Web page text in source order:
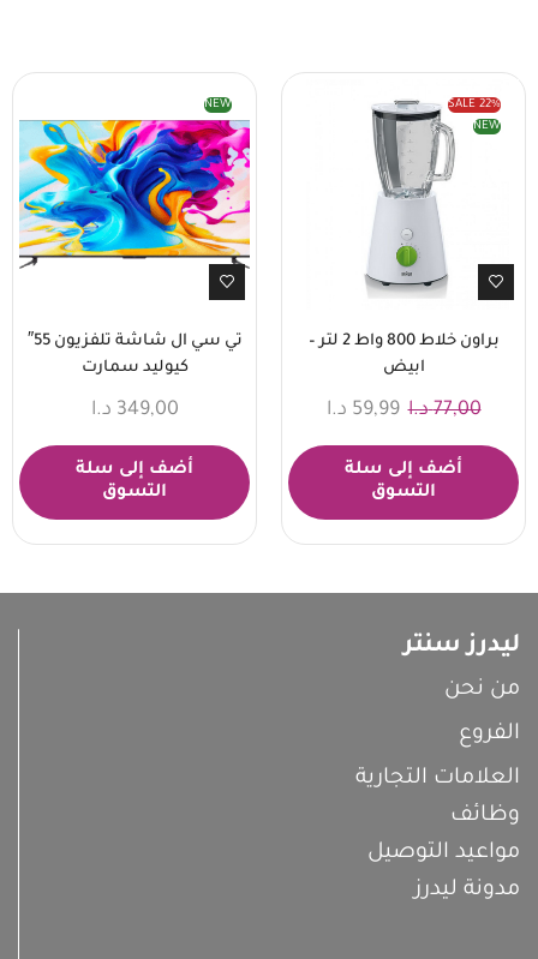
SALE 22%
NEW
براون خلاط 800 واط 2 لتر –
ابيض
77,00 د.ا 59,99 د.ا
أضف إلى سلة
التسوق
NEW
تي سي ال شاشة تلفزيون 55″
كيوليد سمارت
349,00 د.ا
أضف إلى سلة
التسوق
ليدرز سنتر
من نحن
الفروع
العلامات التجارية
وظائف
مواعيد التوصيل
مدونة ليدرز